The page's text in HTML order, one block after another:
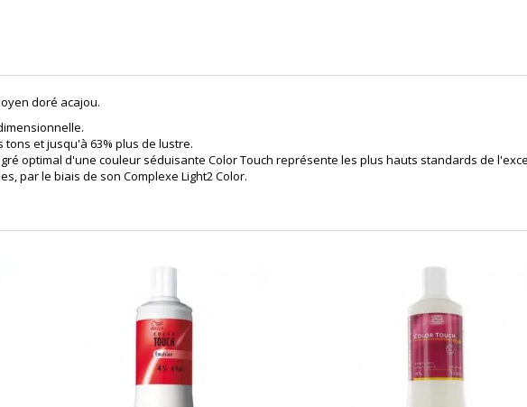
doré acajou.
et jusqu'à 63% plus de lustre.
optimal d'une couleur séduisante Color Touch représente les plus hauts standards de
par le biais de son Complexe Light2 Color.